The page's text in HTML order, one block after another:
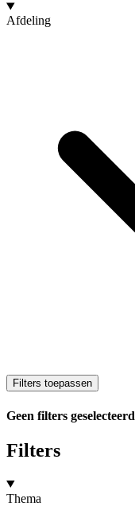
Afdeling
Filters toepassen
Geen filters geselecteerd
Filters
Thema